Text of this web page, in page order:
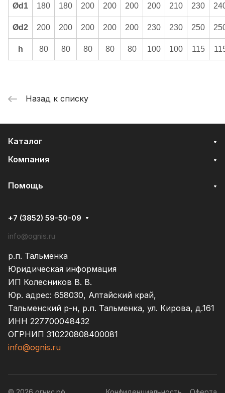
Ød1 180 180 200 200 200 200 210 230
Ød2 200 200 200 200 200 230 230 250
h 80 80 80 80 80 100 100 115
Назад к списку
Каталог
Компания
Помощь
+7 (3852) 59-50-09
info@ognis.ru
р.п. Тальменка
Юридическая информация
ИП Колесников В. В.
Юр. адрес: 658030, Алтайский край,
Тальменский р-н, р.п. Тальменка, ул. Кирова, д.161
ИНН 227700048432
ОГРНИП 310220808400081
info@ognis.ru